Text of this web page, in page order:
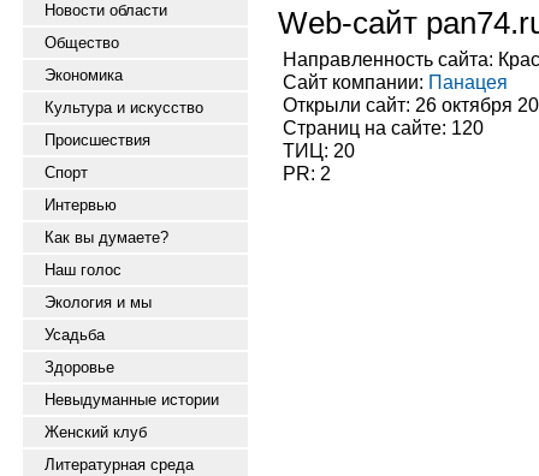
Новости области
Общество
Экономика
Культура и искусство
Происшествия
Спорт
Интервью
Как вы думаете?
Наш голос
Экология и мы
Усадьба
Здоровье
Невыдуманные истории
Женский клуб
Литературная среда
Web-сайт
Направленность сайта:
Сайт компании: Панацея
Открыли сайт: 26 октября
Страниц на сайте: 120
ТИЦ: 20
PR: 2